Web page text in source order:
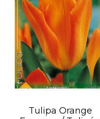
Tulipa Orange